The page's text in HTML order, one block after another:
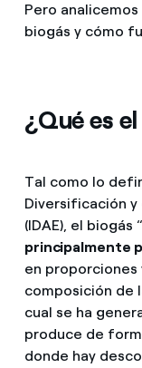
Pero
biogás y cómo
¿Qué es
Tal como lo
Diversificación y
(IDAE), el biogás “
principalmente
en proporciones
composición de
cual se ha
produce de
donde hay